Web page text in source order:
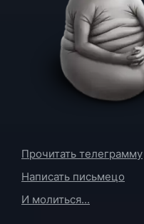
Прочитать телеграмму
Написать письмецо
И молиться...